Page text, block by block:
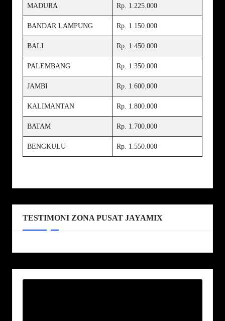
MADURA Rp. 1.225.000
BANDAR LAMPUNG Rp. 1.150.000
BALI Rp. 1.450.000
PALEMBANG Rp. 1.350.000
JAMBI Rp. 1.600.000
KALIMANTAN Rp. 1.800.000
BATAM Rp. 1.700.000
BENGKULU Rp. 1.550.000
TESTIMONI ZONA PUSAT JAYAMIX